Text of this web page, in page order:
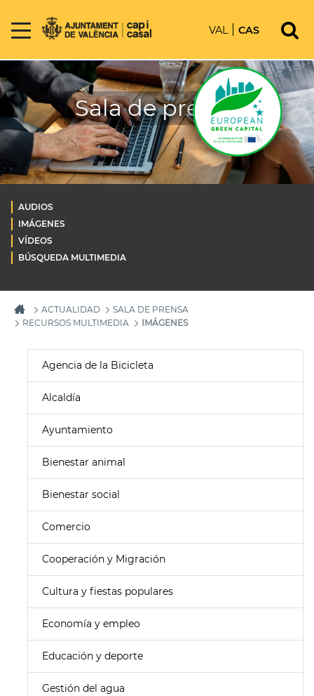
VAL CAS
Sala de prensa
AUDIOS
IMÁGENES
VÍDEOS
BÚSQUEDA MULTIMEDIA
ACTUALIDAD
SALA DE PRENSA
RECURSOS MULTIMEDIA
IMÁGENES
Agencia de la Bicicleta
Alcaldía
Ayuntamiento
Bienestar animal
Bienestar social
Comercio
Cooperación y Migración
Cultura y fiestas populares
Economía y empleo
Educación y deporte
Gestión del agua